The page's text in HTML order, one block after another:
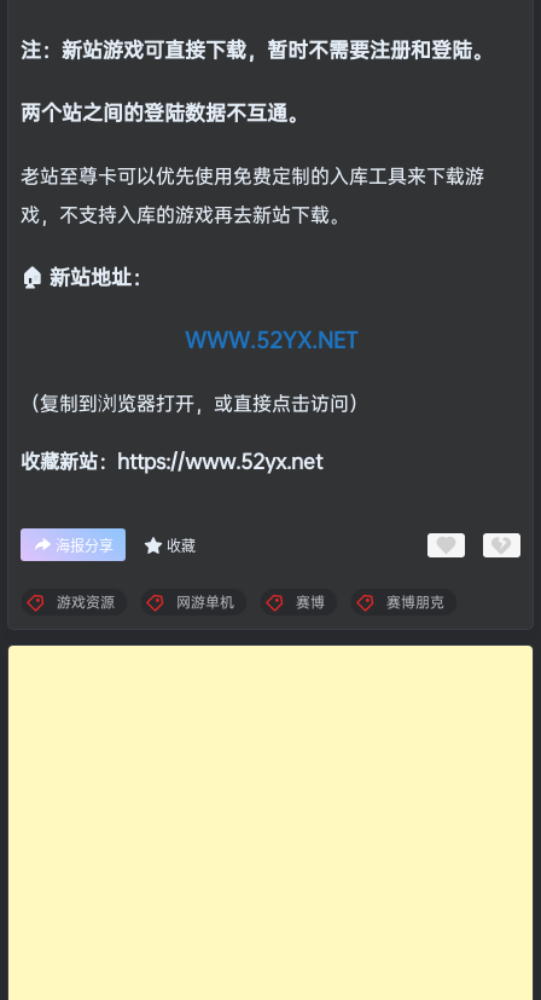
注：新站游戏可直接下载，暂时不需要注册和登陆。
两个站之间的登陆数据不互通。
老站至尊卡可以优先使用免费定制的入库工具来下载游
戏，不支持入库的游戏再去新站下载。
🏠 新站地址：
WWW.52YX.NET
（复制到浏览器打开，或直接点击访问）
收藏新站：https://www.52yx.net
海报分享 收藏
游戏资源 网游单机 赛博 赛博朋克